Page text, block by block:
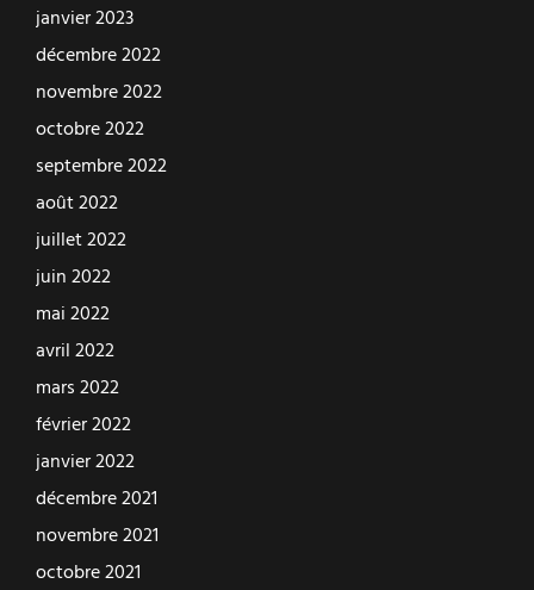
janvier 2023
décembre 2022
novembre 2022
octobre 2022
septembre 2022
août 2022
juillet 2022
juin 2022
mai 2022
avril 2022
mars 2022
février 2022
janvier 2022
décembre 2021
novembre 2021
octobre 2021